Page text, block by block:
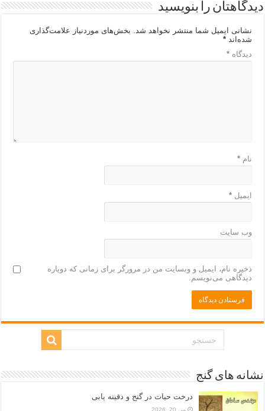
دیدگاهتان را بنویسید
نشانی ایمیل شما منتشر نخواهد شد. بخش‌های موردنیاز علامت‌گذاری
شده‌اند*
دیدگاه*
نام*
ایمیل*
وب‌ سایت
ذخیره نام، ایمیل و وبسایت من در مرورگر برای زمانی که دوباره
دیدگاهی می‌نویسم.
نشانه های گنج
درخت حیات در گنج و دفینه یابی
می 20, 2026